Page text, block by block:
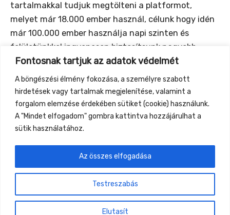
Fontosnak tartjuk az adatok védelmét
A böngészési élmény fokozása, a személyre szabott
hirdetések vagy tartalmak megjelenítése, valamint a
forgalom elemzése érdekében sütiket (cookie) használunk.
A "Mindet elfogadom" gombra kattintva hozzájárulhat a
sütik használatához.
Testreszabás
Elutasít
Az összes elfogadása
tartalmakkal tudjuk megtölteni a platformot,
melyet már 18.000 ember használ, célunk hogy idén
már 100.000 ember használja napi szinten és
felületünkkel ingyenesen biztosítsunk nagyobb
láthatóságot azon megoldásoknak, melyek egy
ökologikusabb jövőhöz kapcsolódnak.
https://www.beeco.hu/
https://www.beeco.hu/rolunk
Previous Event
Gyüttment Találkozó, 2026. augusztus 27-30.,
Csobánkapuszta